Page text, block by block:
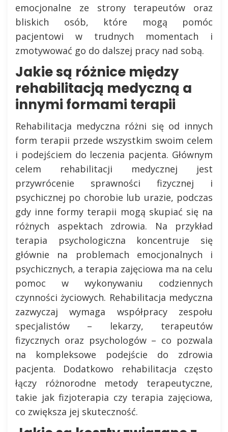
emocjonalne ze strony terapeutów oraz
bliskich osób, które mogą pomóc
pacjentowi w trudnych momentach i
zmotywować go do dalszej pracy nad sobą.
Jakie są różnice między
rehabilitacją medyczną a
innymi formami terapii
Rehabilitacja medyczna różni się od innych
form terapii przede wszystkim swoim celem
i podejściem do leczenia pacjenta. Głównym
celem rehabilitacji medycznej jest
przywrócenie sprawności fizycznej i
psychicznej po chorobie lub urazie, podczas
gdy inne formy terapii mogą skupiać się na
różnych aspektach zdrowia. Na przykład
terapia psychologiczna koncentruje się
głównie na problemach emocjonalnych i
psychicznych, a terapia zajęciowa ma na celu
pomoc w wykonywaniu codziennych
czynności życiowych. Rehabilitacja medyczna
zazwyczaj wymaga współpracy zespołu
specjalistów – lekarzy, terapeutów
fizycznych oraz psychologów – co pozwala
na kompleksowe podejście do zdrowia
pacjenta. Dodatkowo rehabilitacja często
łączy różnorodne metody terapeutyczne,
takie jak fizjoterapia czy terapia zajęciowa,
co zwiększa jej skuteczność.